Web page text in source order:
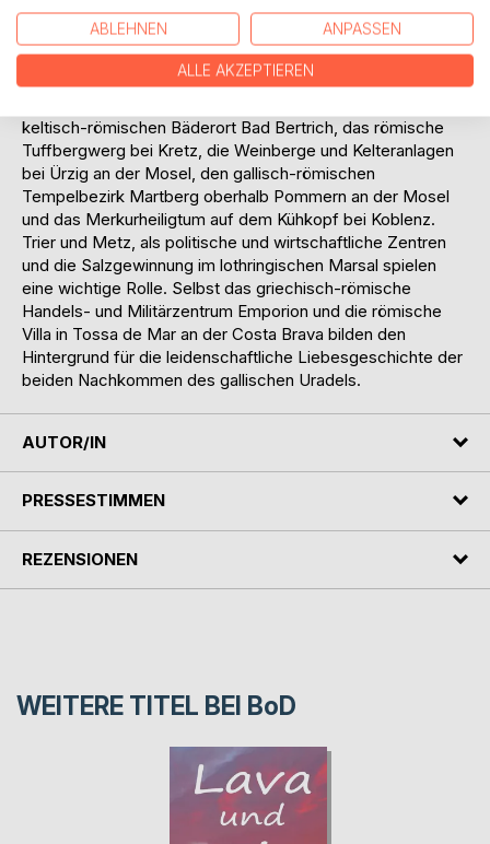
Bimsschichten des Laacher See-Ausbruchs und wartet
darauf, dass sich der äonenalte Liebesschwur erfüllen
kann.
Der Roman berührt viele archäologische Fundstätten der
keltisch-römischen Bäderort Bad Bertrich, das römische
Tuffbergwerg bei Kretz, die Weinberge und Kelteranlagen
bei Ürzig an der Mosel, den gallisch-römischen
Tempelbezirk Martberg oberhalb Pommern an der Mosel
und das Merkurheiligtum auf dem Kühkopf bei Koblenz.
Trier und Metz, als politische und wirtschaftliche Zentren
und die Salzgewinnung im lothringischen Marsal spielen
eine wichtige Rolle. Selbst das griechisch-römische
Handels- und Militärzentrum Emporion und die römische
Villa in Tossa de Mar an der Costa Brava bilden den
Hintergrund für die leidenschaftliche Liebesgeschichte der
beiden Nachkommen des gallischen Uradels.
AUTOR/IN
PRESSESTIMMEN
REZENSIONEN
WEITERE TITEL BEI BoD
ABLEHNEN ANPASSEN
ALLE AKZEPTIEREN